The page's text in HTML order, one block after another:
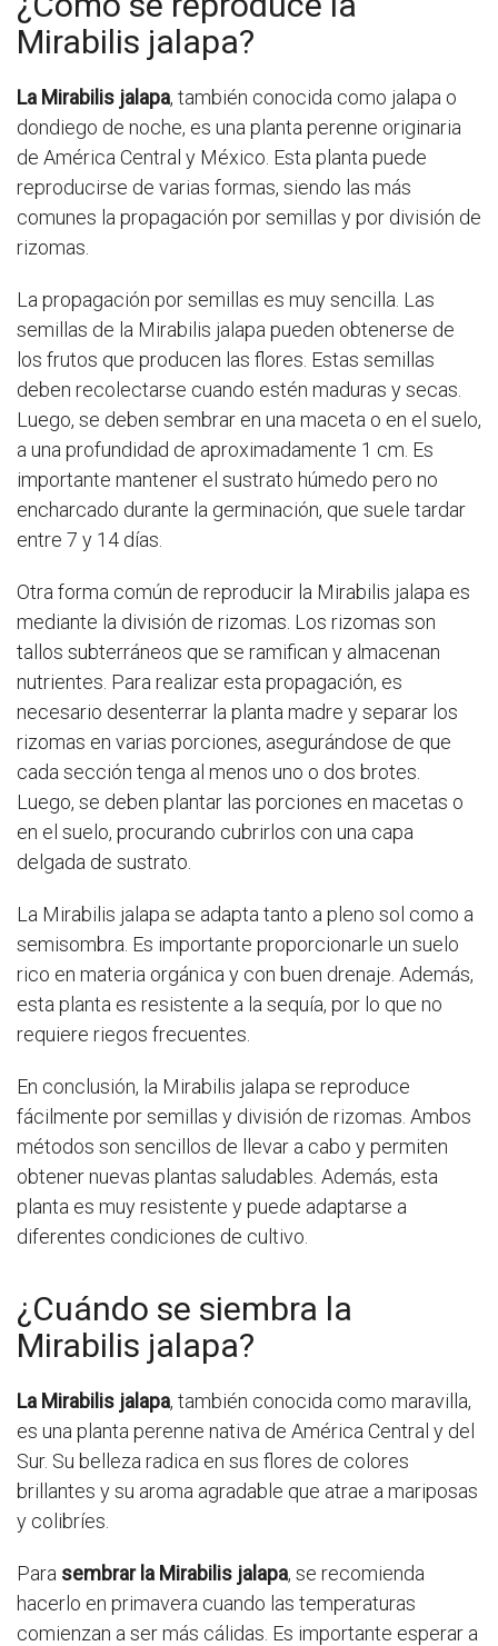
Mirabilis jalapa?
La Mirabilis jalapa, también conocida como jalapa o
dondiego de noche, es una planta perenne originaria
de América Central y México. Esta planta puede
reproducirse de varias formas, siendo las más
comunes la propagación por semillas y por división de
rizomas.
La propagación por semillas es muy sencilla. Las
semillas de la Mirabilis jalapa pueden obtenerse de
los frutos que producen las flores. Estas semillas
deben recolectarse cuando estén maduras y secas.
Luego, se deben sembrar en una maceta o en el suelo,
a una profundidad de aproximadamente 1 cm. Es
importante mantener el sustrato húmedo pero no
encharcado durante la germinación, que suele tardar
entre 7 y 14 días.
Otra forma común de reproducir la Mirabilis jalapa es
mediante la división de rizomas. Los rizomas son
tallos subterráneos que se ramifican y almacenan
nutrientes. Para realizar esta propagación, es
necesario desenterrar la planta madre y separar los
rizomas en varias porciones, asegurándose de que
cada sección tenga al menos uno o dos brotes.
Luego, se deben plantar las porciones en macetas o
en el suelo, procurando cubrirlos con una capa
delgada de sustrato.
La Mirabilis jalapa se adapta tanto a pleno sol como a
semisombra. Es importante proporcionarle un suelo
rico en materia orgánica y con buen drenaje. Además,
esta planta es resistente a la sequía, por lo que no
requiere riegos frecuentes.
En conclusión, la Mirabilis jalapa se reproduce
fácilmente por semillas y división de rizomas. Ambos
métodos son sencillos de llevar a cabo y permiten
obtener nuevas plantas saludables. Además, esta
planta es muy resistente y puede adaptarse a
diferentes condiciones de cultivo.
¿Cuándo se siembra la
Mirabilis jalapa?
La Mirabilis jalapa, también conocida como maravilla,
es una planta perenne nativa de América Central y del
Sur. Su belleza radica en sus flores de colores
brillantes y su aroma agradable que atrae a mariposas
y colibríes.
Para sembrar la Mirabilis jalapa, se recomienda
hacerlo en primavera cuando las temperaturas
comienzan a ser más cálidas. Es importante esperar a